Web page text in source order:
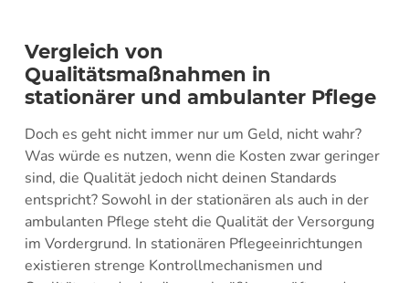
Vergleich von
Qualitätsmaßnahmen in
stationärer und ambulanter Pflege
Doch es geht nicht immer nur um Geld, nicht wahr?
Was würde es nutzen, wenn die Kosten zwar geringer
sind, die Qualität jedoch nicht deinen Standards
entspricht? Sowohl in der stationären als auch in der
ambulanten Pflege steht die Qualität der Versorgung
im Vordergrund. In stationären Pflegeeinrichtungen
existieren strenge Kontrollmechanismen und